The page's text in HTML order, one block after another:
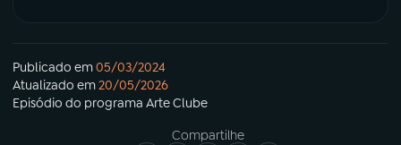
Publicado em05/03/2024
Atualizado em20/05/2026
Episódio do programa Arte Clube
Compartilhe